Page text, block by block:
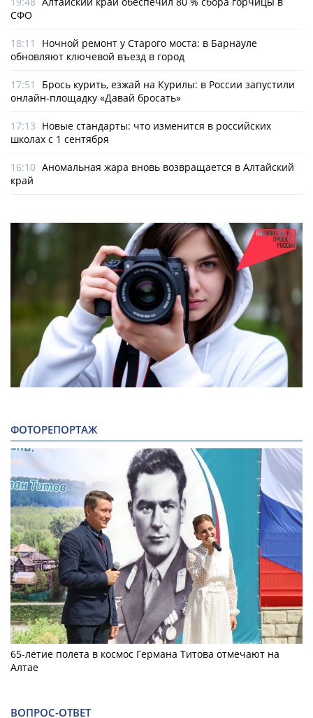
СФО
18:11
Ночной ремонт у Старого моста: в Барнауле
обновляют ключевой въезд в город
17:51
Брось курить, езжай на Курилы: в России запустили
онлайн-­площадку «Давай бросать»
17:13 Новые стандарты: что изменится в российских
школах с 1 сентября
16:10 Аномальная жара вновь возвращается в Алтайский
край
ФОТОРЕПОРТАЖ
65-летие полета в космос Германа Титова отмечают на
Алтае
ВОПРОС-ОТВЕТ